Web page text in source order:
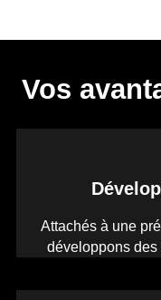
Vos
Attachés à une
développons